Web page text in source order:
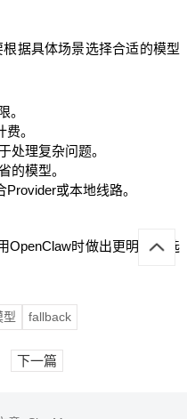
据具体场景选择合适的模型
。
。
处理复杂问题。
的模型。
或本地线路。
时做出更明智的选
型 fallback
下一篇